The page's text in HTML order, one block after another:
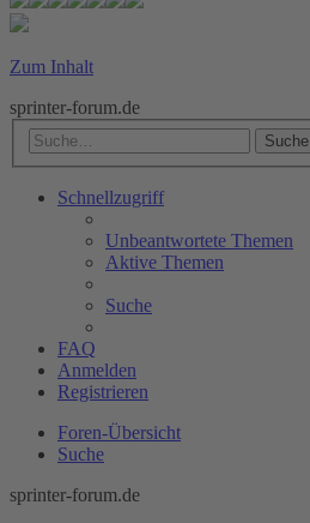
Zum Inhalt
sprinter-forum.de
Suche
Schnellzugriff
Unbeantwortete Themen
Aktive Themen
Suche
FAQ
Anmelden
Registrieren
Foren-Übersicht
Suche
sprinter-forum.de